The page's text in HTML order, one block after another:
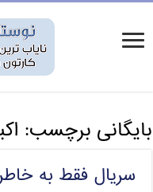
بایگانی برچسب:
سریال فقط به خاطر تو